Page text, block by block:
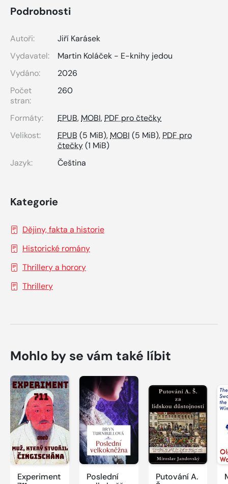
Podrobnosti
Autoři:
Jiří Karásek
Vydavatel:
Martin Koláček - E-knihy jedou
Vydáno:
2026
Počet
stran:
260
Formáty: EPUB, MOBI, PDF pro čtečky
Velikost:
EPUB (5 MiB), MOBI (5 MiB), PDF pro
čtečky(1 MiB)
Jazyk:
Čeština
Kategorie
Dějiny, fakta a historie
Historické romány
Thrillery a horory
Thrillery
Mohlo by se vám také líbit
Experiment
Poslední
Putování A.